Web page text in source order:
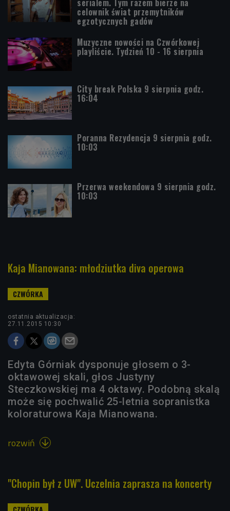
serialem. Tym razem bierze na
celownik świat przemytników
egzotycznych gadów
Muzyczne nowości na Czwórkowej
playliście. Tydzień 10 - 16 sierpnia
City break Polska 9 sierpnia godz.
16:04
Poranna Rezydencja 9 sierpnia godz.
10:03
Przerwa weekendowa 9 sierpnia godz.
10:03
Kaja Mianowana: młodziutka diva operowa
ostatnia aktualizacja:
27.11.2015 10:30
Edyta Górniak dysponuje głosem o 3-
oktawowej skali, głos Justyny
Steczkowskiej ma 4 oktawy. Podobną skalą
może się pochwalić 25-letnia sopranistka
koloraturowa Kaja Mianowana.
rozwiń 
"Chopin był z UW". Uczelnia zaprasza na koncerty